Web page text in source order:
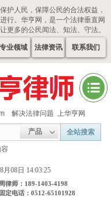
护人民，保障公民的合法权益，
行。华亨网，是一个法律垂直网
更多的公民闻法、知法、守法。
专业领域 法律资讯 联系我们
产品 全站搜索
容
月08日 14:03:26
解决法律问题 上华亨网
律师：189-1403-4198
定电话：0512-65101928